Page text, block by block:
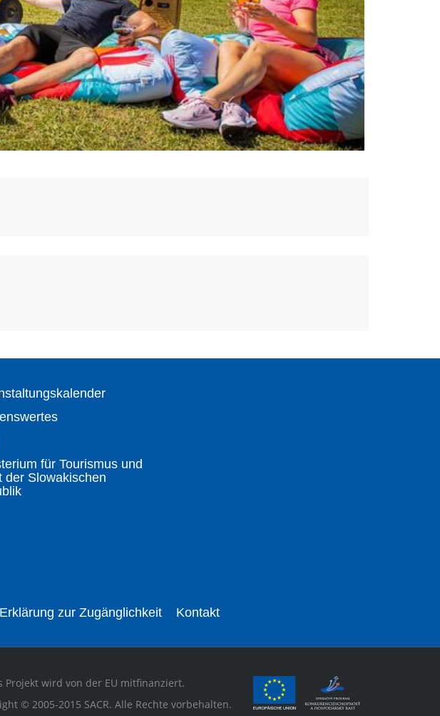
für Tourismus und
der Slowakischen
Erklärung zur Zugänglichkeit Kontakt
Projekt wird von der EU mitfinanziert.
© 2005-2015 SACR. Alle Rechte vorbehalten.